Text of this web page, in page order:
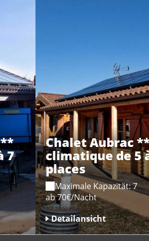
7
Chalet Aubrac
climatique de 5
places
Maximale Kapazität: 7
ab 70€/Nacht
Detailansicht